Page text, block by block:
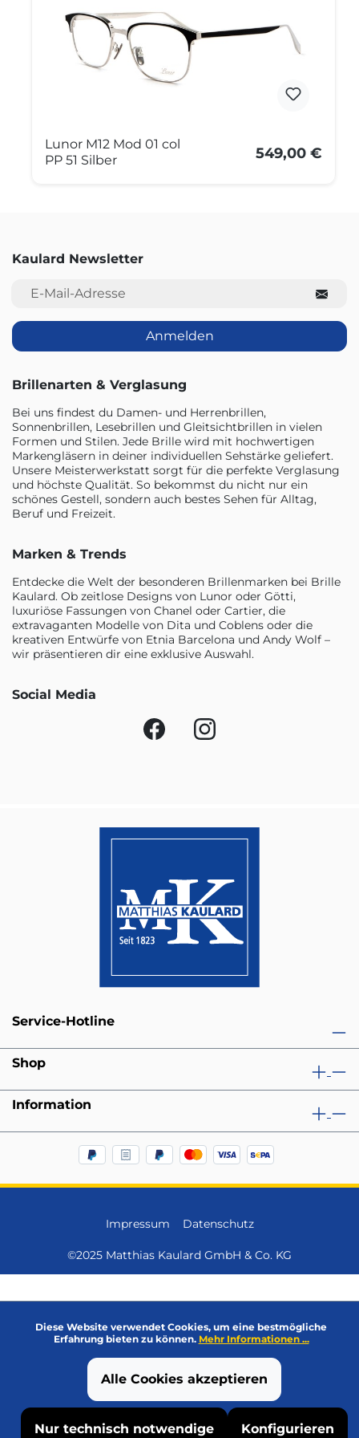
Lunor M12 Mod 01 col
PP 51 Silber
549,00 €
Kaulard Newsletter
E-Mail-Adresse
Anmelden
Brillenarten & Verglasung
Bei uns findest du Damen- und Herrenbrillen,
Sonnenbrillen, Lesebrillen und Gleitsichtbrillen in vielen
Formen und Stilen. Jede Brille wird mit hochwertigen
Markengläsern in deiner individuellen Sehstärke geliefert.
Unsere Meisterwerkstatt sorgt für die perfekte Verglasung
und höchste Qualität. So bekommst du nicht nur ein
schönes Gestell, sondern auch bestes Sehen für Alltag,
Beruf und Freizeit.
Marken & Trends
Entdecke die Welt der besonderen Brillenmarken bei Brille
Kaulard. Ob zeitlose Designs von Lunor oder Götti,
luxuriöse Fassungen von Chanel oder Cartier, die
extravaganten Modelle von Dita und Coblens oder die
kreativen Entwürfe von Etnia Barcelona und Andy Wolf –
wir präsentieren dir eine exklusive Auswahl.
Social Media
Service-Hotline
Shop
Information
Impressum Datenschutz
©2025 Matthias Kaulard GmbH & Co. KG
Diese Website verwendet Cookies, um eine bestmögliche
Erfahrung bieten zu können. Mehr Informationen ...
Nur technisch notwendige Konfigurieren
Alle Cookies akzeptieren